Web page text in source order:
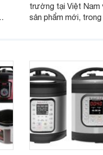
trường tại Việt Nam
sản phẩm mới,
các chế độ nấu gợi
nhiều món ăn khác